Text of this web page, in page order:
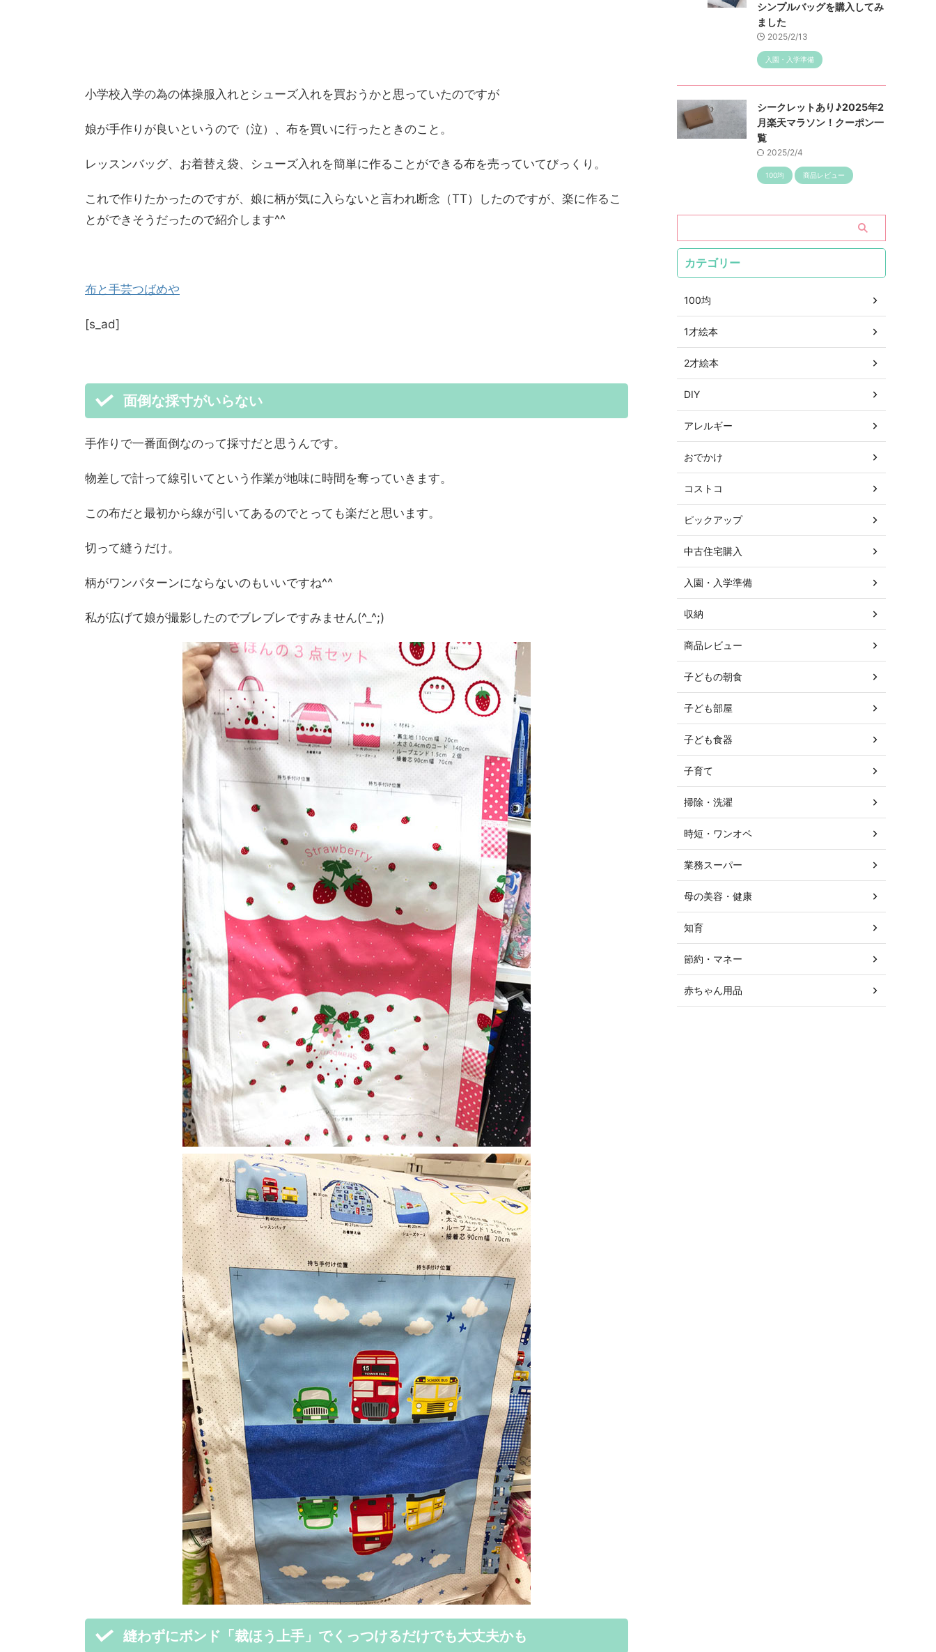
小学校入学の為の体操服入れとシューズ入れを買おうかと思っていたのですが
娘が手作りが良いというので（泣）、布を買いに行ったときのこと。
レッスンバッグ、お着替え袋、シューズ入れを簡単に作ることができる布を売っていてびっくり。
これで作りたかったのですが、娘に柄が気に入らないと言われ断念（TT）したのですが、楽に作るこ
とができそうだったので紹介します^^
布と手芸つばめや
[s_ad]
面倒な採寸がいらない
手作りで一番面倒なのって採寸だと思うんです。
物差しで計って線引いてという作業が地味に時間を奪っていきます。
この布だと最初から線が引いてあるのでとっても楽だと思います。
切って縫うだけ。
柄がワンパターンにならないのもいいですね^^
私が広げて娘が撮影したのでブレブレですみません(^_^;)
縫わずにボンド「裁ほう上手」でくっつけるだけでも大丈夫かも
シンプルバッグを購入してみ
ました
2025/2/13
入園・入学準備
シークレットあり♪2025年2
月楽天マラソン！クーポン一
覧
2025/2/4
100均 商品レビュー
カテゴリー
100均
1才絵本
2才絵本
DIY
アレルギー
おでかけ
コストコ
ピックアップ
中古住宅購入
入園・入学準備
収納
商品レビュー
子どもの朝食
子ども部屋
子ども食器
子育て
掃除・洗濯
時短・ワンオペ
業務スーパー
母の美容・健康
知育
節約・マネー
赤ちゃん用品